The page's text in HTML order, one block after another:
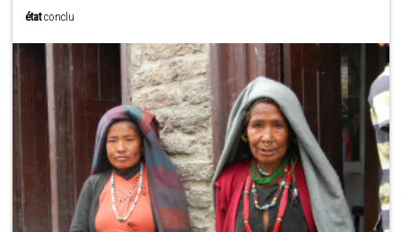
état conclu